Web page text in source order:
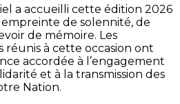
a accueilli cette édition 2026
de solennité, de
de mémoire. Les
à cette occasion ont
accordée à l’engagement
et à la transmission des
Nation.